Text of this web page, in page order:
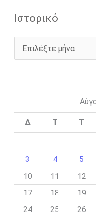
Ιστορικό
Δ Τ Τ
3
4 5
10
11 12
17
18 19
24
25 26